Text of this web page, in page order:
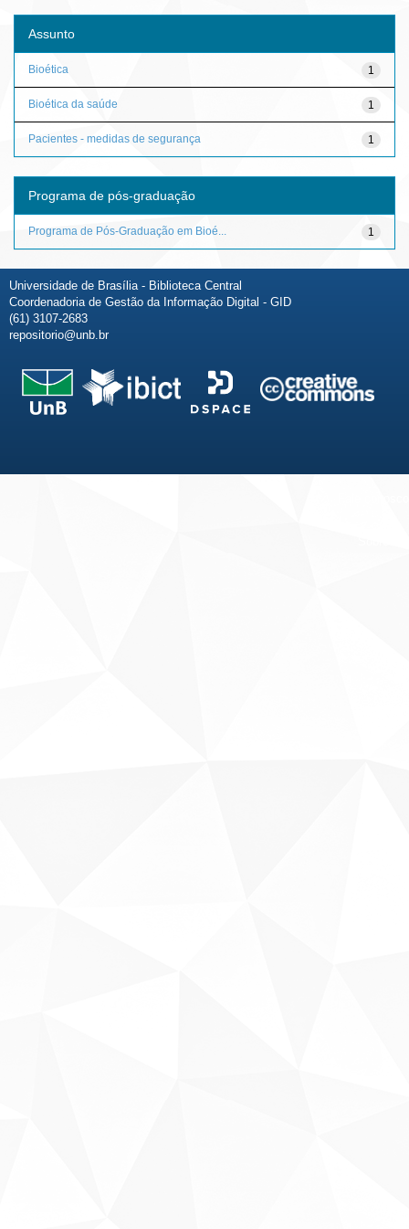
Assunto
1
Bioética
1
Bioética da saúde
1
Pacientes - medidas de segurança
Programa de pós-graduação
1
Programa de Pós-Graduação em Bioé...
Universidade de Brasília - Biblioteca Central
Coordenadoria de Gestão da Informação Digital - GID
(61) 3107-2683
repositorio@unb.br